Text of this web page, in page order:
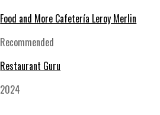
Food and More Cafetería Leroy Merlin
Recommended
Restaurant Guru
2024